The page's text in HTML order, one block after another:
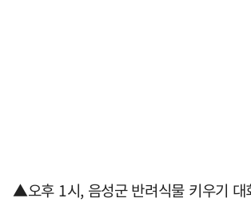
▲오후 1시, 음성군 반려식물 키우기 대